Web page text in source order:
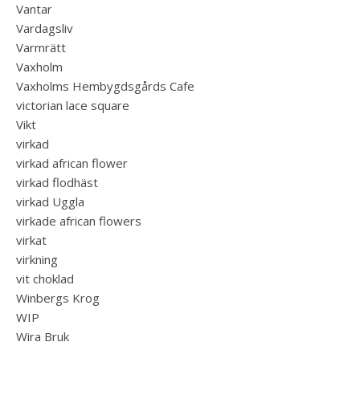
Vantar
Vardagsliv
Varmrätt
Vaxholm
Vaxholms Hembygdsgårds Cafe
victorian lace square
Vikt
virkad
virkad african flower
virkad flodhäst
virkad Uggla
virkade african flowers
virkat
virkning
vit choklad
Winbergs Krog
WIP
Wira Bruk